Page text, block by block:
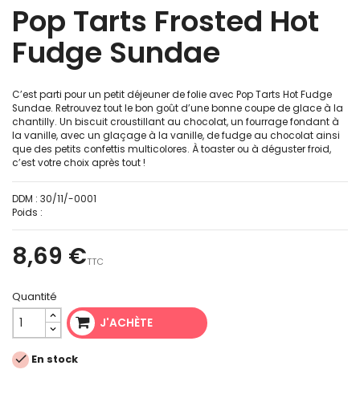
Pop Tarts Frosted Hot
Fudge Sundae
C’est parti pour un petit déjeuner de folie avec Pop Tarts Hot Fudge
Sundae. Retrouvez tout le bon goût d’une bonne coupe de glace à la
chantilly. Un biscuit croustillant au chocolat, un fourrage fondant à
la vanille, avec un glaçage à la vanille, de fudge au chocolat ainsi
que des petits confettis multicolores. À toaster ou à déguster froid,
c’est votre choix après tout !
DDM : 30/11/-0001
Poids :
8,69 €TTC
Quantité
J'ACHÈTE
 En stock